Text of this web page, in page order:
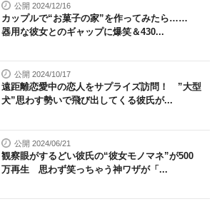
公開 2024/12/16
カップルで“お菓子の家”を作ってみたら……
器用な彼女とのギャップに爆笑＆430...
公開 2024/10/17
遠距離恋愛中の恋人をサプライズ訪問！ ”大型
犬”思わす勢いで飛び出してくる彼氏が...
公開 2024/06/21
観察眼がするどい彼氏の“彼女モノマネ”が500
万再生 思わず笑っちゃう神ワザが「...